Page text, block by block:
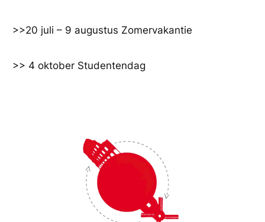
naar
>>20 juli – 9 augustus Zomervakantie
>> 4 oktober Studentendag